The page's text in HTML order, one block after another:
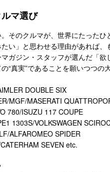
マ選び
そのクルマが、世界にたったひ
い」と思わせる理由があれば、
ガジン・スタッフが選んだ「
“真実”であることを願いつつの
DOUBLE SIX
MGF/MASERATI
780/ISUZU 117 COUPE
1303S/VOLKSWAGEN
ALFAROMEO SPIDER
SEVEN etc.